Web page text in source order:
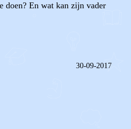
doen? En wat kan zijn vader
30-09-2017